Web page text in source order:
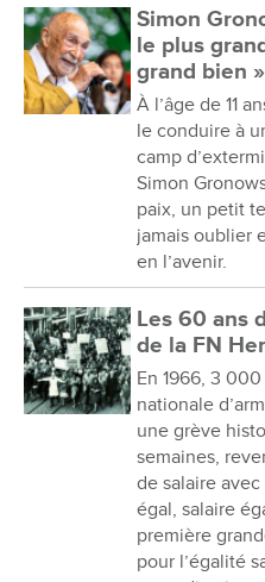
Simon
le plus
grand bien »
À l’âge de 11
le conduire à
camp
Simon
paix, un petit
jamais oublier
en l’avenir.
Les 60 ans
de la FN
En 1966, 3
nationale
une grève
semaines,
de salaire
égal, salaire
première
pour l’égalité